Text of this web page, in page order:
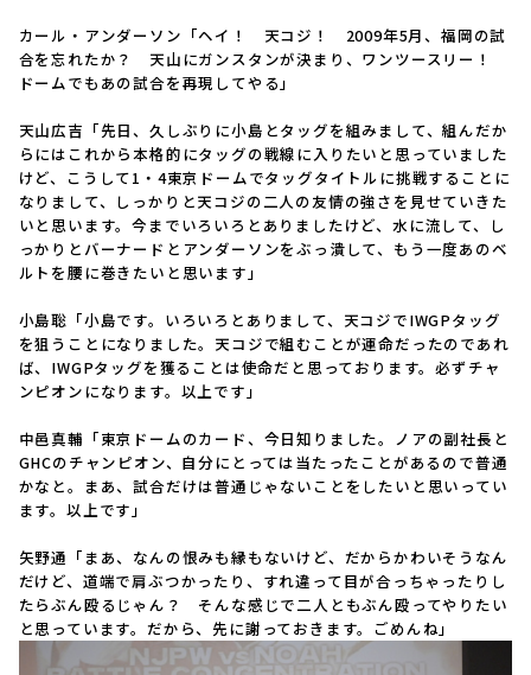
カール・アンダーソン「ヘイ！ 天コジ！ 2009年5月、福岡の試
合を忘れたか？ 天山にガンスタンが決まり、ワンツースリー！
ドームでもあの試合を再現してやる」
天山広吉「先日、久しぶりに小島とタッグを組みまして、組んだか
らにはこれから本格的にタッグの戦線に入りたいと思っていました
けど、こうして1・4東京ドームでタッグタイトルに挑戦することに
なりまして、しっかりと天コジの二人の友情の強さを見せていきた
いと思います。今までいろいろとありましたけど、水に流して、し
っかりとバーナードとアンダーソンをぶっ潰して、もう一度あのベ
ルトを腰に巻きたいと思います」
小島聡「小島です。いろいろとありまして、天コジでIWGPタッグ
を狙うことになりました。天コジで組むことが運命だったのであれ
ば、IWGPタッグを獲ることは使命だと思っております。必ずチャ
ンピオンになります。以上です」
中邑真輔「東京ドームのカード、今日知りました。ノアの副社長と
GHCのチャンピオン、自分にとっては当たったことがあるので普通
かなと。まあ、試合だけは普通じゃないことをしたいと思いってい
ます。以上です」
矢野通「まあ、なんの恨みも縁もないけど、だからかわいそうなん
だけど、道端で肩ぶつかったり、すれ違って目が合っちゃったりし
たらぶん殴るじゃん？ そんな感じで二人ともぶん殴ってやりたい
と思っています。だから、先に謝っておきます。ごめんね」